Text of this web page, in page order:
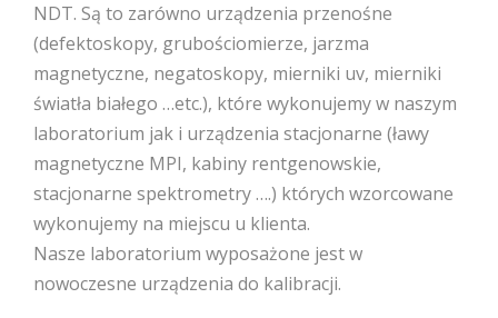
NDT. Są to zarówno urządzenia przenośne
(defektoskopy, grubościomierze, jarzma
magnetyczne, negatoskopy, mierniki uv, mierniki
światła białego …etc.), które wykonujemy w naszym
laboratorium jak i urządzenia stacjonarne (ławy
magnetyczne MPI, kabiny rentgenowskie,
stacjonarne spektrometry ….) których wzorcowane
wykonujemy na miejscu u klienta.
Nasze laboratorium wyposażone jest w
nowoczesne urządzenia do kalibracji.